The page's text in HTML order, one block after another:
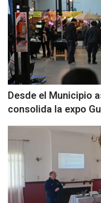
Desde el Municipio
consolida la expo